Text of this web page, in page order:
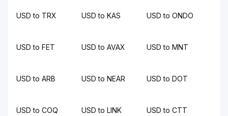
USD to TRX USD to KAS USD to ONDO
USD to FET USD to AVAX USD to MNT
USD to ARB USD to NEAR USD to DOT
USD to COQ USD to LINK USD to CTT